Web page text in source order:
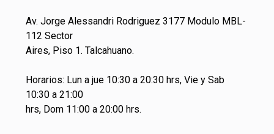
Av. Jorge Alessandri Rodriguez 3177 Modulo MBL-
112 Sector
Aires, Piso 1. Talcahuano.
Horarios: Lun a jue 10:30 a 20:30 hrs, Vie y Sab
10:30 a 21:00
hrs, Dom 11:00 a 20:00 hrs.